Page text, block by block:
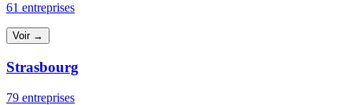
61 entreprises
Voir →
Strasbourg
79 entreprises